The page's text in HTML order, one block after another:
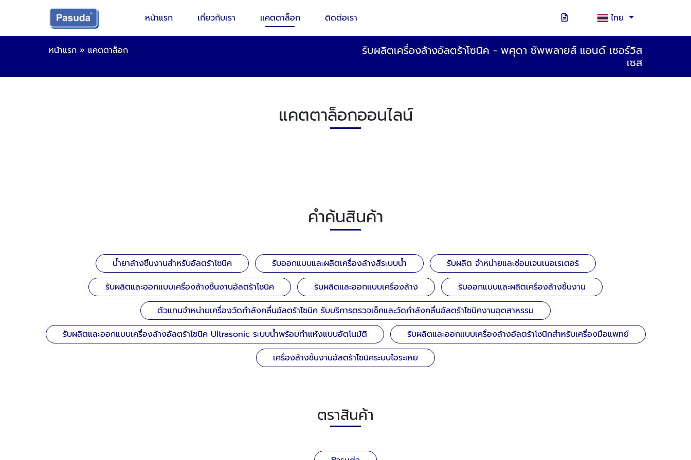
หน้าแรก เกี่ยวกับเรา แคตตาล็อก ติดต่อเรา ไทย
หน้าแรก » แคตตาล็อก
รับผลิตเครื่องล้างอัลตร้าโซนิค - พศุดา ซัพพลายส์ แอนด์ เซอร์วิส
เซส
แคตตาล็อกออนไลน์
คำค้นสินค้า
น้ำยาล้างชิ้นงานสำหรับอัลตร้าโซนิค รับออกแบบและผลิตเครื่องล้างสีระบบน้ำ
รับผลิต จำหน่ายและซ่อมเจนเนอเรเตอร์
รับผลิตและออกแบบเครื่องล้างชิ้นงานอัลตร้าโซนิค
รับผลิตและออกแบบเครื่องล้าง
รับออกแบบและผลิตเครื่องล้างชิ้นงาน
ตัวแทนจำหน่ายเครื่องวัดกำลังคลื่นอัลตร้าโซนิค รับบริการตรวจเช็คและวัดกำลังคลื่นอัลตร้าโซนิคงานอุตสาหรรม
รับผลิตและออกแบบเครื่องล้างอัลตร้าโซนิค Ultrasonic ระบบน้ำพร้อมทำแห้งแบบอัตโนมัติ
รับผลิตและออกแบบเครื่องล้างอัลตร้าโซนิกสำหรับเครื่องมือแพทย์
เครื่องล้างชิ้นงานอัลตร้าโซนิคระบบไอระเหย
ตราสินค้า